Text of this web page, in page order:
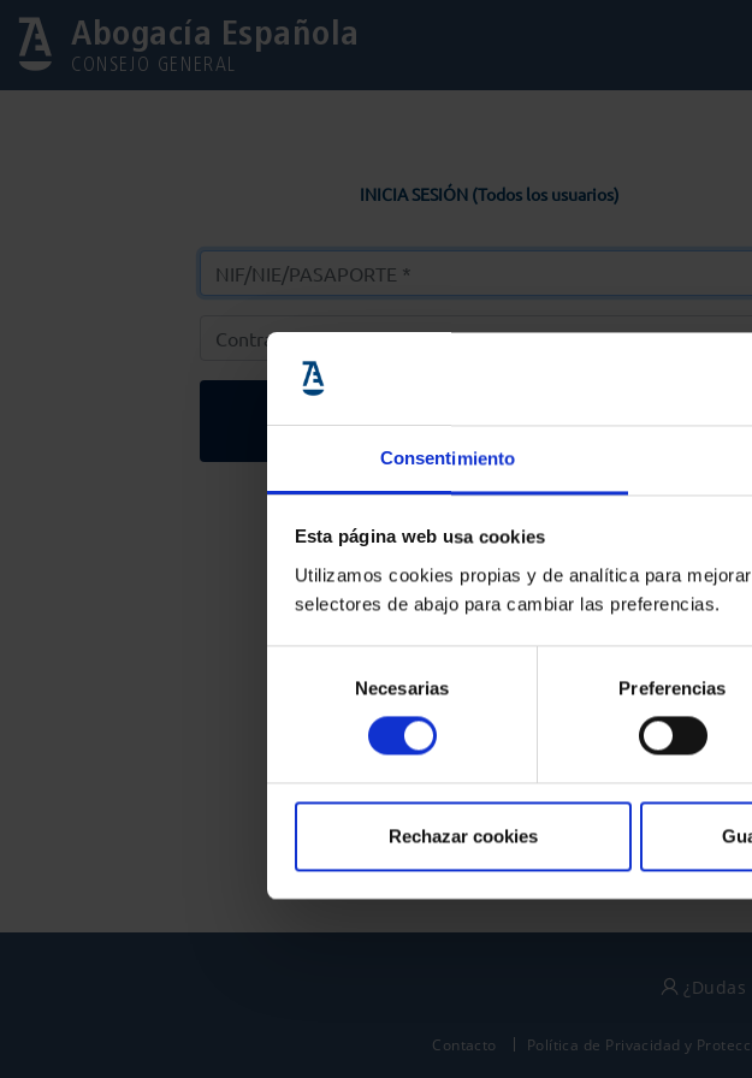
Consentimiento
Esta página web usa cookies
Utilizamos cookies propias y de analítica para
selectores de abajo para cambiar las preferencias.
consentimiento
Necesarias Preferencias
Rechazar cookies
Abogacía Española
CONSEJO GENERAL
INICIA SESIÓN (Todos los usuarios)
Entrar
Solicitar Contraseña
política de privacidad
Contacto Política de Privacidad y